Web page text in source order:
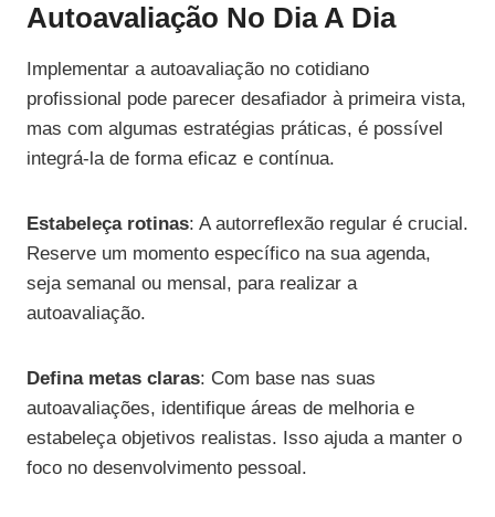
Autoavaliação No Dia A Dia
Implementar a autoavaliação no cotidiano
profissional pode parecer desafiador à primeira vista,
mas com algumas estratégias práticas, é possível
integrá-la de forma eficaz e contínua.
Estabeleça rotinas: A autorreflexão regular é crucial.
Reserve um momento específico na sua agenda,
seja semanal ou mensal, para realizar a
autoavaliação.
Defina metas claras: Com base nas suas
autoavaliações, identifique áreas de melhoria e
estabeleça objetivos realistas. Isso ajuda a manter o
foco no desenvolvimento pessoal.